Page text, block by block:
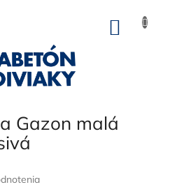
Gazon malá